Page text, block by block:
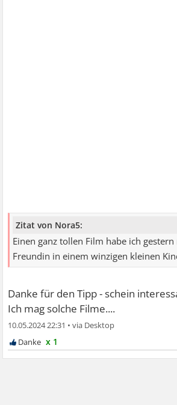
Zitat von Nora5:
Einen ganz tollen Film habe ich
Freundin in einem winzigen kleinen
Danke für den Tipp - schein
Ich mag solche Filme....
10.05.2024 22:31 •
x 1